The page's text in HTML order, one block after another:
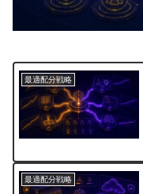
最適配分戦略
最適配分戦略